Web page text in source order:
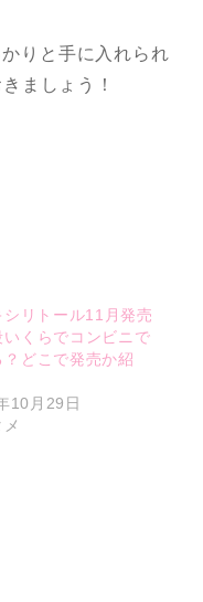
りと手に入れられ
ましょう！
シリトール11月発売
いくらでコンビニで
？どこで発売か紹
10月29日